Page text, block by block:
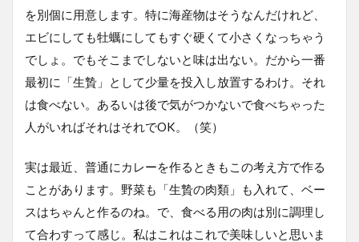
を別個に用意します。特に海産物はそうなんだけれど、
エビにしても牡蠣にしてもすぐ硬くて小さくなっちゃう
でしょ。でもそこまでしないと味は出ない。だから一番
最初に「生贄」として少量を投入し放置するわけ。それ
は食べない。あるいは後で気がつかないで食べちゃった
人がいればそれはそれでOK。（笑）
実は最近、普通にカレーを作るときもこの考え方で作る
ことがあります。野菜も「生贄の肉類」も入れて、ベー
スはちゃんと作るのね。で、食べる用の肉は別に調理し
て合わすって感じ。私はこれはこれで美味しいと思いま